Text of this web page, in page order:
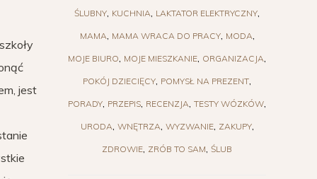
jest
ŚLUBNY KUCHNIA LAKTATOR ELEKTRYCZNY
MAMA MAMA WRACA DO PRACY MODA
MOJE BIURO MOJE MIESZKANIE ORGANIZACJA
POKÓJ DZIECIĘCY POMYSŁ NA PREZENT
PORADY PRZEPIS RECENZJA TESTY WÓZKÓW
URODA WNĘTRZA WYZWANIE ZAKUPY
ZDROWIE ZRÓB TO SAM ŚLUB